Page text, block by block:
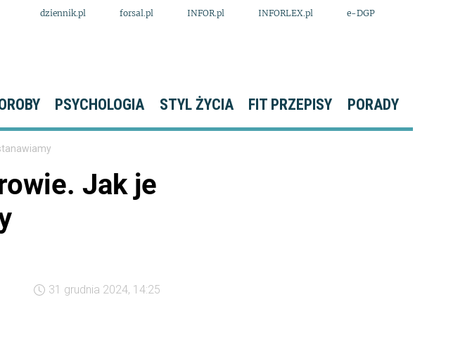
dziennik.pl forsal.pl INFOR.pl INFORLEX.pl e-DGP
PSYCHOLOGIA STYL ŻYCIA FIT PRZEPISY PORADY
Jak je
31 grudnia 2024, 14:25